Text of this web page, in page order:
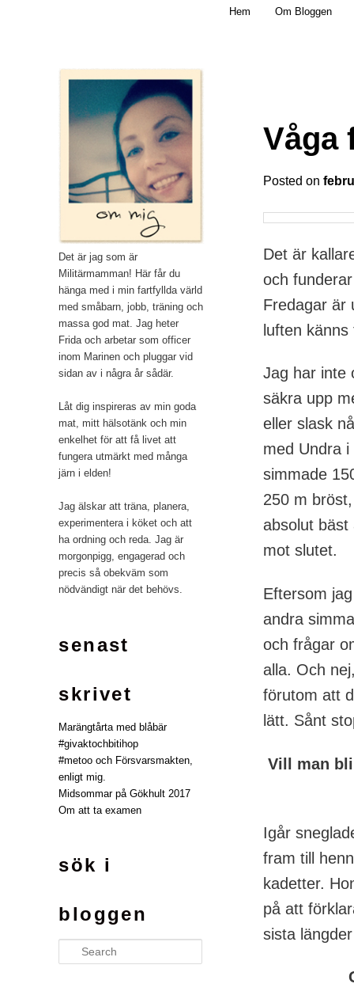
Mamma, militär och märkbart obekväm
Hem Om Bloggen
Våga
Posted on
Det är
och
Fredagar är
luften
Jag har inte
säkra upp
eller slask
med Undra
simmade
250 m
absolut bäst
mot slutet.
Eftersom
andra
och frågar
alla. Och
förutom att
lätt. Sånt
Vill man
Igår
fram till
kadetter.
på att
sista
Det är jag som är
Militärmamman! Här får du
hänga med i min fartfyllda värld
med småbarn, jobb, träning och
massa god mat. Jag heter
Frida och arbetar som officer
inom Marinen och pluggar vid
sidan av i några år sådär.
Låt dig inspireras av min goda
mat, mitt hälsotänk och min
enkelhet för att få livet att
fungera utmärkt med många
järn i elden!
Jag älskar att träna, planera,
experimentera i köket och att
ha ordning och reda. Jag är
morgonpigg, engagerad och
precis så obekväm som
nödvändigt när det behövs.
senast
skrivet
Marängtårta med blåbär
#givaktochbitihop
#metoo och Försvarsmakten,
enligt mig.
Midsommar på Gökhult 2017
Om att ta examen
sök i
bloggen
Search